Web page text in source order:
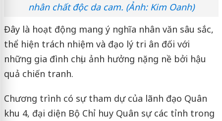
nhân chất độc da cam. (Ảnh: Kim Oanh)
Đây là hoạt động mang ý nghĩa nhân văn sâu sắc,
thể hiện trách nhiệm và đạo lý tri ân đối với
những gia đình chịu ảnh hưởng nặng nề bởi hậu
quả chiến tranh.
Chương trình có sự tham dự của lãnh đạo Quân
khu 4, đại diện Bộ Chỉ huy Quân sự các tỉnh trong